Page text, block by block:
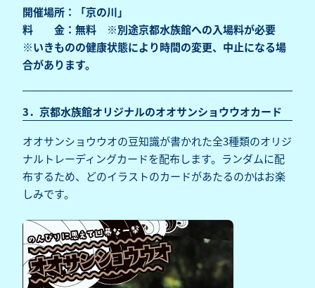
開催場所：「京の川」
料 金：無料 ※別途京都水族館への入場料が必要
※いきものの健康状態により時間の変更、中止になる場
合があります。
3．京都水族館オリジナルのオオサンショウウオカード
オオサンショウウオの豆知識が書かれた全3種類のオリジ
ナルトレーディングカードを配布します。ランダムに配
布するため、どのイラストのカードがあたるのかはお楽
しみです。